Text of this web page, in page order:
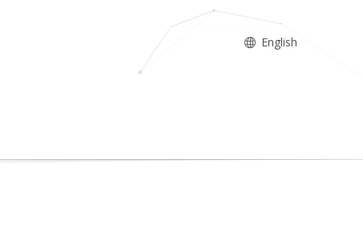
English